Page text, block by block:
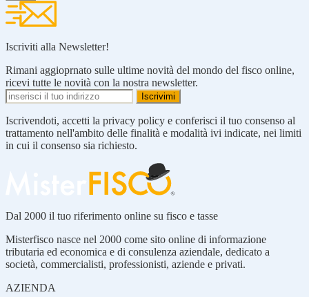
Iscriviti alla Newsletter!
Rimani aggioprnato sulle ultime novità del mondo del fisco online,
ricevi tutte le novità con la nostra newsletter.
Iscrivendoti, accetti la privacy policy e conferisci il tuo consenso al
trattamento nell'ambito delle finalità e modalità ivi indicate, nei limiti
in cui il consenso sia richiesto.
Dal 2000 il tuo riferimento online su fisco e tasse
Misterfisco nasce nel 2000 come sito online di informazione
tributaria ed economica e di consulenza aziendale, dedicato a
società, commercialisti, professionisti, aziende e privati.
AZIENDA